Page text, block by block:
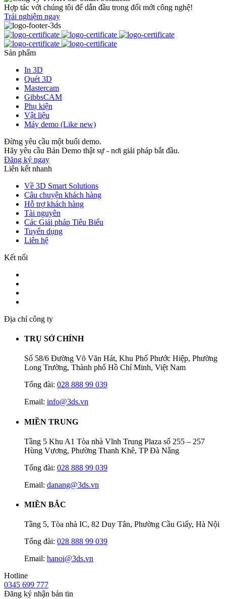
Hợp tác với chúng tôi để dẫn đầu trong đổi mới công nghệ!
Trải nghiệm ngay
Sản phẩm
In 3D
Quét 3D
Mastercam
GibbsCAM
Phụ kiện
Vật liệu
Máy demo (Like new)
Đừng yêu cầu một buổi demo.
Hãy yêu cầu Bản Demo thật sự - nơi giải pháp bắt đầu.
Đăng ký ngay
Liên kết nhanh
Về 3D Smart Solutions
Câu chuyện khách hàng
Hỗ trợ khách hàng
Tài nguyên
Các Giải pháp Tiêu Biểu
Tuyển dụng
Liên hệ
Kết nối
Địa chỉ công ty
TRỤ SỞ CHÍNH
Số 58/6 Đường Võ Văn Hát, Khu Phố Phước Hiệp, Phường
Long Trường, Thành phố Hồ Chí Minh, Việt Nam
Tổng đài: 028 888 99 039
Email: info@3ds.vn
MIỀN TRUNG
Tầng 5 Khu A1 Tòa nhà Vĩnh Trung Plaza số 255 – 257
Hùng Vương, Phường Thanh Khê, TP Đà Nẵng
Tổng đài: 028 888 99 039
Email: danang@3ds.vn
MIỀN BẮC
Tầng 5, Tòa nhà IC, 82 Duy Tân, Phường Cầu Giấy, Hà Nội
Tổng đài: 028 888 99 039
Email: hanoi@3ds.vn
Hotline
0345 699 777
Đăng ký nhận bản tin